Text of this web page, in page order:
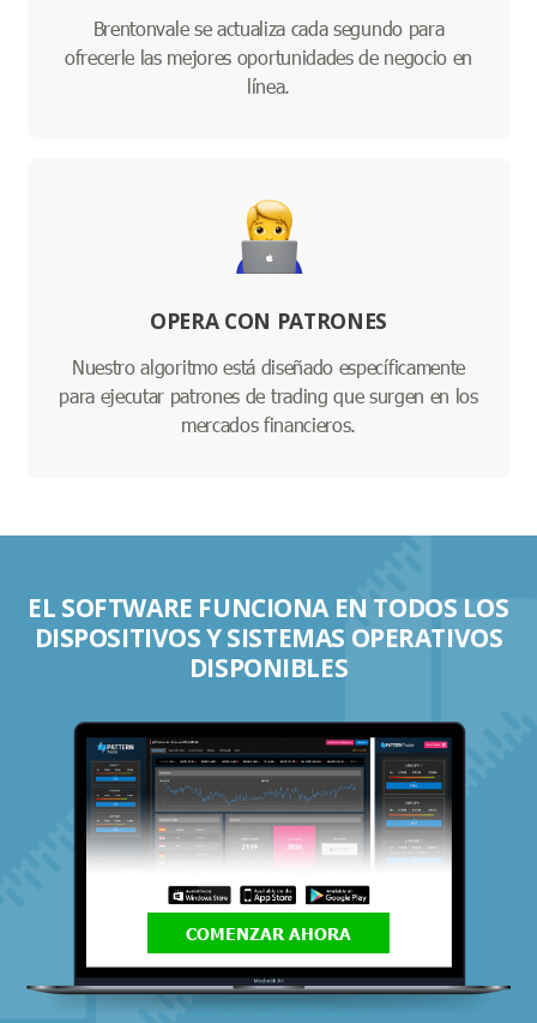
Brentonvale se actualiza cada segundo para
ofrecerle las mejores oportunidades de negocio en
línea.
OPERA CON PATRONES
Nuestro algoritmo está diseñado específicamente
para ejecutar patrones de trading que surgen en los
mercados financieros.
EL SOFTWARE FUNCIONA EN TODOS LOS
DISPOSITIVOS Y SISTEMAS OPERATIVOS
DISPONIBLES
COMENZAR AHORA